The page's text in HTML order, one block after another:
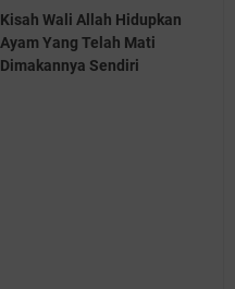
Kisah Wali Allah Hidupkan
Ayam Yang Telah Mati
Dimakannya Sendiri